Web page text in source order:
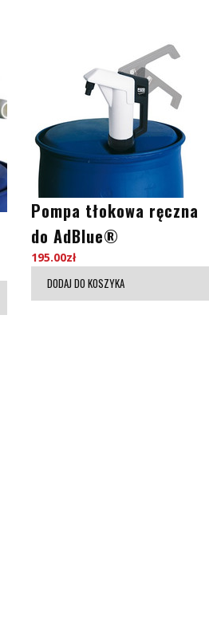
Pompa tłokowa ręczna
do AdBlue®
195.00zł
DODAJ DO KOSZYKA